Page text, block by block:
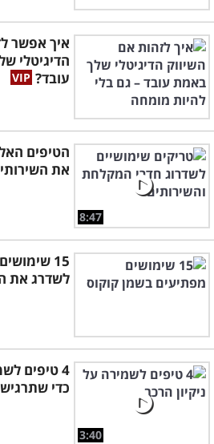
איך אפשר
הדיגיטלי
עובד?
8:47
הטיפים
את
15
לשדרג את
3:40
4 טיפים
כדי